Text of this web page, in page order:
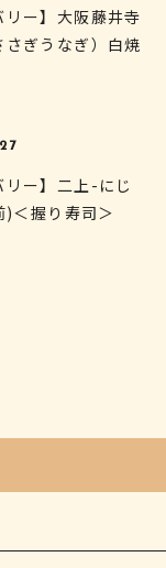
リー】大阪藤井寺
ぎうなぎ）白焼
リー】二上-にじ
)＜握り寿司＞